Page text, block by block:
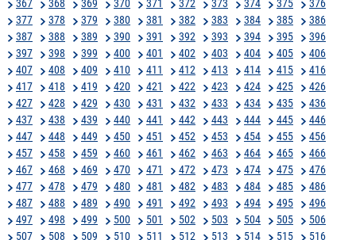
367
368 369 370 371 372 373 374 375
376
377
378 379 380 381 382 383 384 385
386
387
388 389 390 391 392 393 394 395
396
397
398 399 400 401 402 403 404 405
406
407
408 409 410 411 412 413 414 415
416
417
418 419 420 421 422 423 424 425
426
427
428 429 430 431 432 433 434 435
436
437
438 439 440 441 442 443 444 445
446
447
448 449 450 451 452 453 454 455
456
457
458 459 460 461 462 463 464 465
466
467
468 469 470 471 472 473 474 475
476
477
478 479 480 481 482 483 484 485
486
487
488 489 490 491 492 493 494 495
496
497
498 499 500 501 502 503 504 505
506
507
508 509 510 511 512 513 514 515 516